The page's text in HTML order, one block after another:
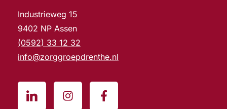
Industrieweg 15
9402 NP Assen
(0592) 33 12 32
info@zorggroepdrenthe.nl